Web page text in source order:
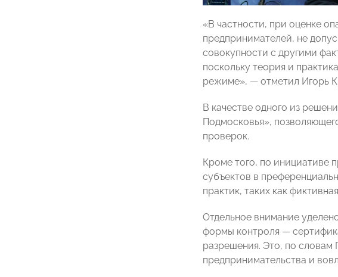
«В частности, при оценке
предпринимателей, не
совокупности с другими
поскольку теория и
режиме», — отметил Игорь
В качестве одного из
Подмосковья»,
проверок.
Кроме того, по инициативе
субъектов в
практик, таких как
Отдельное внимание
формы контроля —
разрешения. Это, по словам
предпринимательства и